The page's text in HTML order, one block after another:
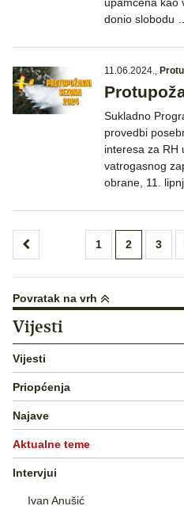
upamćena kao
donio slobodu
11.06.2024.,
Sukladno
provedbi
interesa za RH
vatrogasnog
obrane, 11.
Brojevi
objava
1 2 3
Povratak na vrh
Vijesti
Vijesti
Priopćenja
Najave
Aktualne teme
Intervjui
Ivan Anušić